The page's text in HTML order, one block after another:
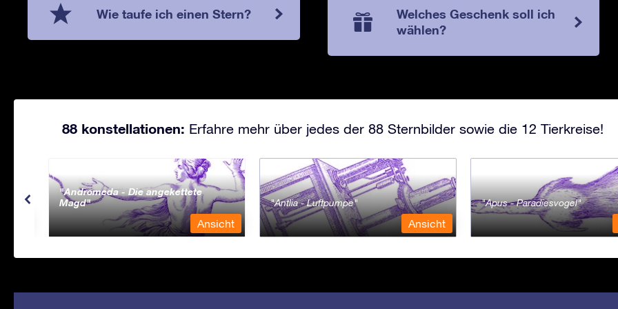
Wie taufe ich einen Stern?
Welches Geschenk soll ich
wählen?
88 konstellationen: Erfahre mehr über jedes der 88 Sternbilder sowie die 12 Tierkreise!
Andromeda - Die angekettete
Magd
Ansicht
Antlia - Luftpumpe
Ansicht
Apus - Paradiesvogel